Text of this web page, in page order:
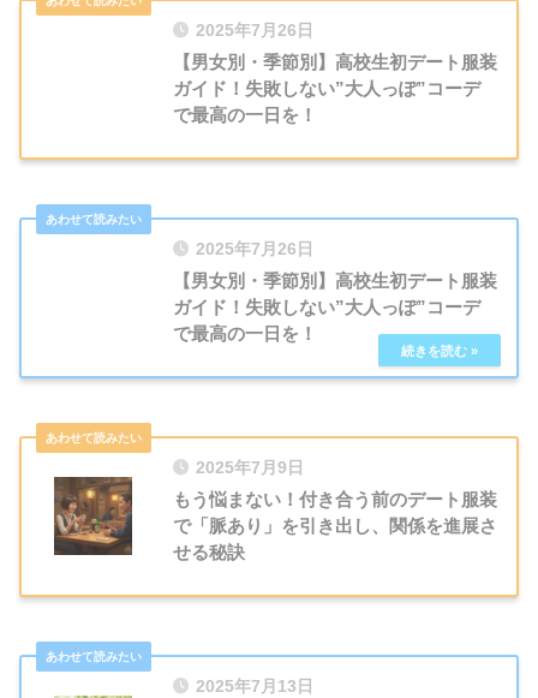
2025年7月26日
【男女別・季節別】高校生初デート服装
ガイド！失敗しない”大人っぽ”コーデ
で最高の一日を！
2025年7月26日
【男女別・季節別】高校生初デート服装
ガイド！失敗しない”大人っぽ”コーデ
で最高の一日を！
2025年7月9日
もう悩まない！付き合う前のデート服装
で「脈あり」を引き出し、関係を進展さ
せる秘訣
2025年7月13日